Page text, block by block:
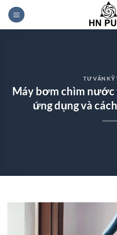
qua
nội
TƯ VẤN KỸ
Máy bơm chìm nước
ứng dụng và